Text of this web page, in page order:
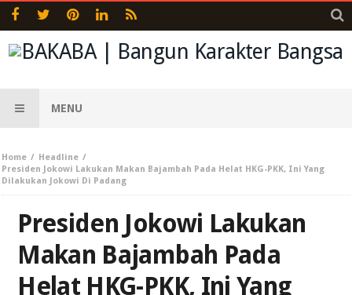
MENU
Home
Headline
Presiden Jokowi Lakukan Makan Bajambah Pada Helat HKG-PKK, Ini Yang
Dilakukan Jokowi Di Padang
Presiden Jokowi Lakukan
Makan Bajambah Pada
Helat HKG-PKK, Ini Yang